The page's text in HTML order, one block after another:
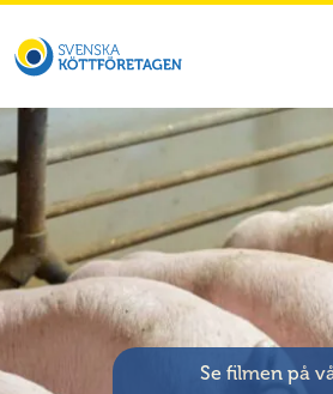
Se filmen på